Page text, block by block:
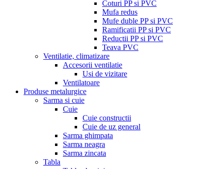
Coturi PP si PVC
Mufa redus
Mufe duble PP si PVC
Ramificatii PP si PVC
Reductii PP si PVC
Teava PVC
Ventilatie, climatizare
Accesorii ventilatie
Usi de vizitare
Ventilatoare
Produse metalurgice
Sarma si cuie
Cuie
Cuie constructii
Cuie de uz general
Sarma ghimpata
Sarma neagra
Sarma zincata
Tabla